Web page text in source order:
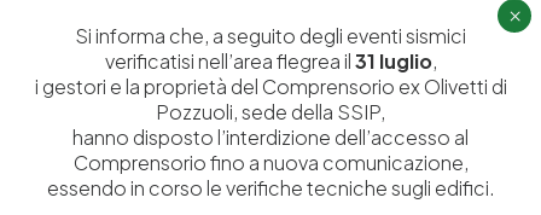
Istituita a Napoli per Regio Decreto nel 1885, la Stazione
Sperimentale per l’Industria delle Pelli e delle materie concianti
Si informa che, a seguito degli eventi sismici
verificatisi nell’area flegrea il31 luglio,
i gestori e la proprietà del Comprensorio ex Olivetti di
Pozzuoli, sede della SSIP,
hanno disposto l’interdizione dell’accesso al
Comprensorio fino a nuova comunicazione,
essendo in corso le verifiche tecniche sugli edifici.
×